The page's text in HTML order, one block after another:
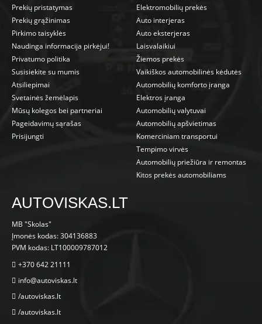
Prekių pristatymas
Prekių grąžinimas
Pirkimo taisyklės
Naudinga informacija pirkėjui!
Privatumo politika
Susisiekite su mumis
Atsiliepimai
Svetainės žemėlapis
Mūsų kolegos bei partneriai
Pageidavimų sąrašas
Prisijungti
Elektromobilių prekės
Auto interjeras
Auto eksterjeras
Laisvalaikiui
Žiemos prekės
Vaikiškos automobilinės kėdutės
Automobilių komforto įranga
Elektros įranga
Automobilių valytuvai
Automobilių apšvietimas
Komerciniam transportui
Tempimo virvės
Automobilių priežiūra ir remontas
Kitos prekės automobiliams
AUTOVISKAS.LT
MB "Skolas"
Įmonės kodas: 304136883
PVM kodas: LT100009787012
+370 642 21111
info@autoviskas.lt
/autoviskas.lt
/autoviskas.lt